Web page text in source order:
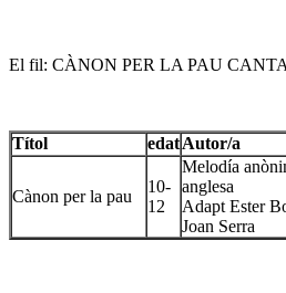
El fil: CÀNON PER LA PAU
Títol edatAutor/a
Cànon per la pau
10-
12
Melodía
anglesa
Adapt Ester
Joan Serra